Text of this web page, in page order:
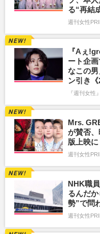
る“再結
週刊女性
『Aぇ
ート企
なこの
ン引き《
『週刊女性
Mrs.
が賛否
版上映
週刊女性
NHK職
るんだ
勢”で問
週刊女性